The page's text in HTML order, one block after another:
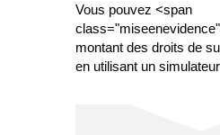
Vous pouvez <span
montant des droits de
en utilisant un